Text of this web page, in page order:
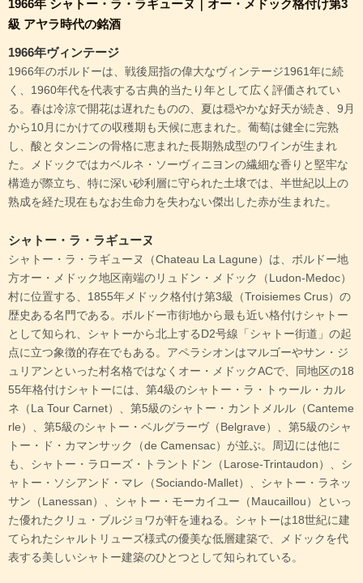
1966年 シャトー・ラ・ラギューヌ｜オー・メドック格付け第3
級 アヤラ時代の銘酒
1966年ヴィンテージ
1966年のボルドーは、戦後屈指の偉大なヴィンテージ1961年に続
く、1960年代を代表する古典的当たり年として広く評価されてい
る。春は冷涼で開花は遅れたものの、夏は穏やかな好天が続き、9月
から10月にかけての収穫期も天候に恵まれた。葡萄は健全に完熟
し、酸とタンニンの骨格に恵まれた長期熟成型のワインが生まれ
た。メドックではカベルネ・ソーヴィニヨンの繊細な香りと堅牢な
構造が際立ち、特に深い砂利層に守られた土壌では、半世紀以上の
熟成を経た現在もなお生命力を失わない傑出した赤が生まれた。
シャトー・ラ・ラギューヌ
シャトー・ラ・ラギューヌ（Chateau La Lagune）は、ボルドー地
方オー・メドック地区南端のリュドン・メドック（Ludon-Medoc）
村に位置する、1855年メドック格付け第3級（Troisiemes Crus）の
歴史ある名門である。ボルドー市街地から最も近い格付けシャトー
として知られ、シャトーから北上するD2号線「シャトー街道」の起
点に立つ象徴的存在でもある。アペラシオンはマルゴーやサン・ジ
ュリアンといった村名格ではなくオー・メドックACで、同地区の18
55年格付けシャトーには、第4級のシャトー・ラ・トゥール・カル
ネ（La Tour Carnet）、第5級のシャトー・カントメルル（Canteme
rle）、第5級のシャトー・ベルグラーヴ（Belgrave）、第5級のシャ
トー・ド・カマンサック（de Camensac）が並ぶ。周辺には他に
も、シャトー・ラローズ・トラントドン（Larose-Trintaudon）、シ
ャトー・ソシアンド・マレ（Sociando-Mallet）、シャトー・ラネッ
サン（Lanessan）、シャトー・モーカイユー（Maucaillou）といっ
た優れたクリュ・ブルジョワが軒を連ねる。シャトーは18世紀に建
てられたシャルトリューズ様式の優美な低層建築で、メドックを代
表する美しいシャトー建築のひとつとして知られている。